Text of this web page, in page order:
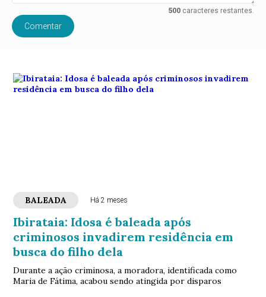
500caracteres restantes.
Comentar
BALEADA Há 2 meses
Ibirataia: Idosa é baleada após
criminosos invadirem residência em
busca do filho dela
Durante a ação criminosa, a moradora, identificada como
Maria de Fátima, acabou sendo atingida por disparos